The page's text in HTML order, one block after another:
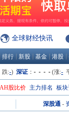
全球财经快讯
排行 新股 基金 港股
跌:-) 深证 ： - - - - (涨:-
AH股比价 主力排名 板
深股通 -